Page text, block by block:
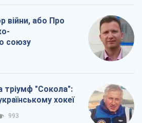
війни, або Про
союзу
тріумф "Сокола":
хокеї
993